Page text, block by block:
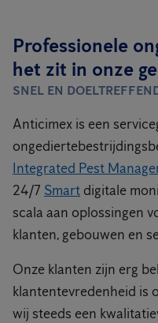
Professionele
het zit in onze
SNEL EN
Anticimex is een
Integrated Pest
24/7 Smart digitale
scala aan oplossingen
klanten, gebouwen en
Onze klanten zijn erg
klantentevredenheid is
wij steeds een